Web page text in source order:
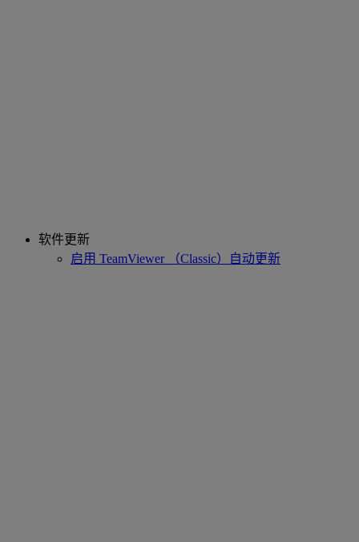
软件更新
启用 TeamViewer （Classic）自动更新